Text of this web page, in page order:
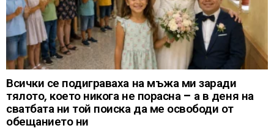
Всички се подиграваха на мъжа ми заради
тялото, което никога не порасна – а в деня на
сватбата ни той поиска да ме освободи от
обещанието ни